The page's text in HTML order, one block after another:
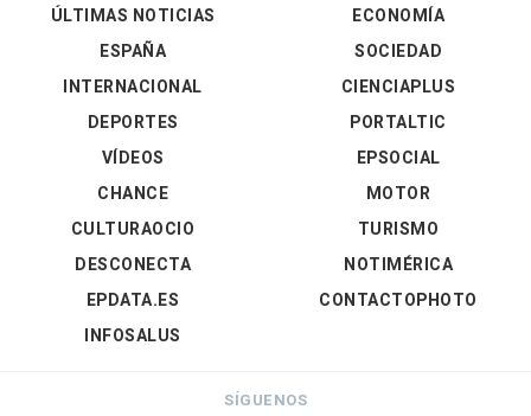
ÚLTIMAS NOTICIAS
ESPAÑA
INTERNACIONAL
DEPORTES
VÍDEOS
ECONOMÍA
SOCIEDAD
CIENCIAPLUS
PORTALTIC
EPSOCIAL
CHANCE
CULTURAOCIO
DESCONECTA
EPDATA.ES
INFOSALUS
MOTOR
TURISMO
NOTIMÉRICA
CONTACTOPHOTO
SÍGUENOS